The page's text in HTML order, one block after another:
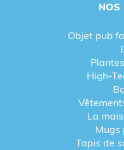
NOS
Objet pub
High-
La
Mugs
Tapis de